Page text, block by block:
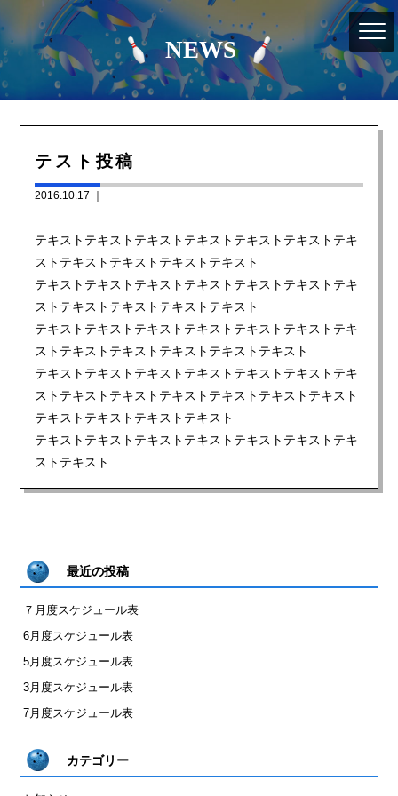
NEWS
テスト投稿
2016.10.17 ｜
テキストテキストテキストテキストテキストテキストテキ
ストテキストテキストテキストテキスト
テキストテキストテキストテキストテキストテキストテキ
ストテキストテキストテキストテキスト
テキストテキストテキストテキストテキストテキストテキ
ストテキストテキストテキストテキストテキスト
テキストテキストテキストテキストテキストテキストテキ
ストテキストテキストテキストテキストテキストテキスト
テキストテキストテキストテキスト
テキストテキストテキストテキストテキストテキストテキ
ストテキスト
最近の投稿
７月度スケジュール表
6月度スケジュール表
5月度スケジュール表
3月度スケジュール表
7月度スケジュール表
カテゴリー